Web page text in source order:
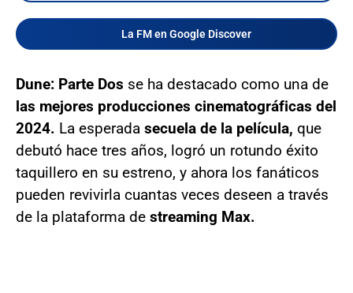
La FM en Google Discover
Dune: Parte Dos se ha destacado como una de
las mejores producciones cinematográficas del
2024. La esperada secuela de la película, que
debutó hace tres años, logró un rotundo éxito
taquillero en su estreno, y ahora los fanáticos
pueden revivirla cuantas veces deseen a través
de la plataforma de streaming Max.